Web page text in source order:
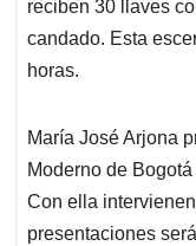
reciben 30 llaves
candado. Esta
horas.
María José Arjona
Moderno de
Con ella
presentaciones